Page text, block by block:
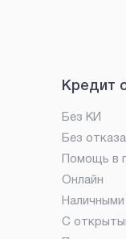
Кредит
Без КИ
Без отказа
Помощь в
Онлайн
Наличными
С